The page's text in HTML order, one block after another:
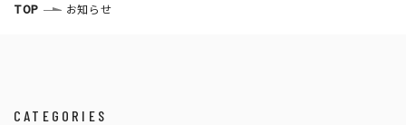
TOP お知らせ
CATEGORIES